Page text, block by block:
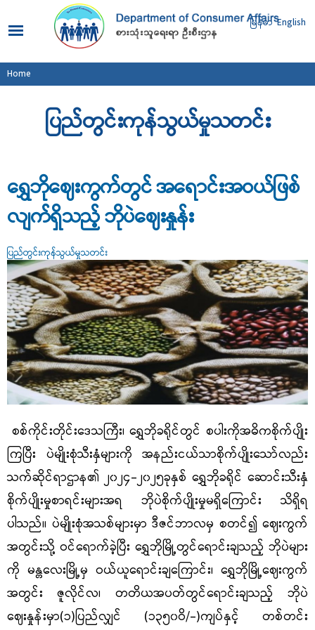
main
content
မြန်မာ English
You are here
Home
ပြည်တွင်းကုန်သွယ်မှုသတင်း
ရွှေဘိုဈေးကွက်တွင် အရောင်းအဝယ်ဖြစ်
လျက်ရှိသည့် ဘိုပဲဈေးနှုန်း
ပြည်တွင်းကုန်သွယ်မှုသတင်း
စစ်ကိုင်းတိုင်းဒေသကြီး၊ ရွှေဘိုခရိုင်တွင် စပါးကိုအဓိကစိုက်ပျိုး
ကြပြီး ပဲမျိုးစုံသီးနှံများကို အနည်းငယ်သာစိုက်ပျိုးသော်လည်း
သက်ဆိုင်ရာဌာန၏ ၂၀၂၄- ၂၀၂၅ခုနှစ် ရွှေဘိုခရိုင် ဆောင်းသီးနှံ
စိုက်ပျိုးမှုစာရင်းများအရ ဘိုပဲစိုက်ပျိုးမှုမရှိကြောင်း သိရှိရ
ပါသည်။ ပဲမျိုးစုံအသစ်များမှာ ဒီဇင်ဘာလမှ စတင်၍ ဈေးကွက်
အတွင်းသို့ ဝင်ရောက်ခဲ့ပြီး ရွှေဘိုမြို့တွင်ရောင်းချသည့် ဘိုပဲများ
ကို မန္တလေးမြို့မှ ဝယ်ယူရောင်းချကြောင်း၊ ရွှေဘိုမြို့ဈေးကွက်
အတွင်း ဇူလိုင်လ၊ တတိယအပတ်တွင်ရောင်းချသည့် ဘိုပဲ
ဈေးနှုန်းမှာ(၁)ပြည်လျှင် (၁၃၅၀ဝိ/-)ကျပ်နှင့် တစ်တင်း